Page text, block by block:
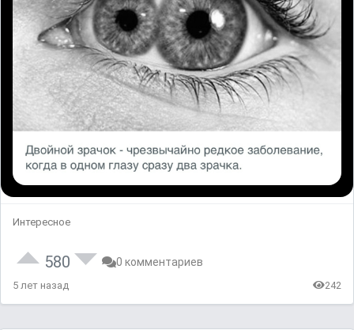
Интересное
580 0 комментариев
5 лет назад 242